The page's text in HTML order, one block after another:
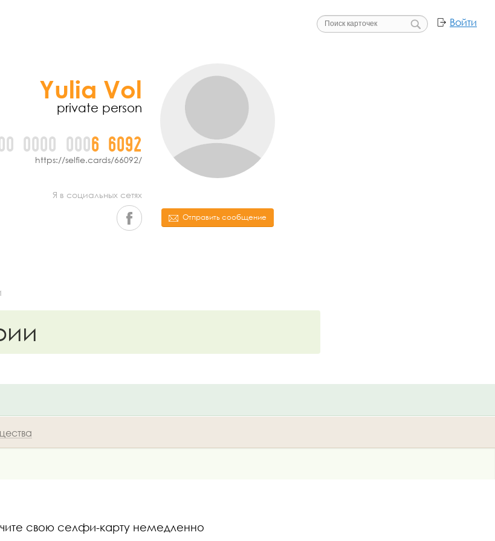
Войти
Отправить сообщение
Yulia Vol
private person
0000 0006 6092
https://selfie.cards/66092/
Я в социальных сетях
свою селфи-карту немедленно